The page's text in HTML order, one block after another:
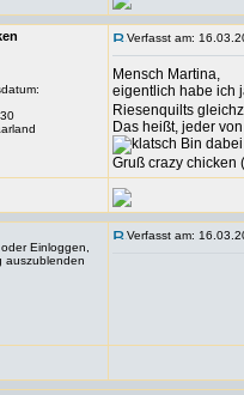
Verfasst am:
Mensch Martina,
eigentlich habe ich
Riesenquilts
Das heißt, jeder
Bin
Gruß crazy
Einloggen,
auszublenden
Verfasst am: